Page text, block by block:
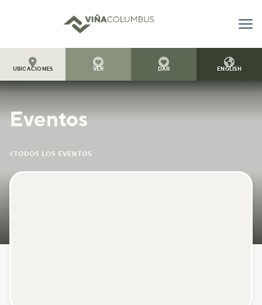

UBICACIONES

VER

DAR

ENGLISH
Eventos
TODOS LOS EVENTOS